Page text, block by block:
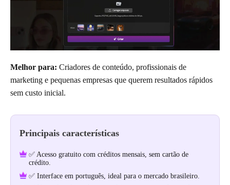
Melhor para: Criadores de conteúdo, profissionais de
marketing e pequenas empresas que querem resultados rápidos
sem custo inicial.
Principais características
✅ Acesso gratuito com créditos mensais, sem cartão de
crédito.
✅ Interface em português, ideal para o mercado brasileiro.